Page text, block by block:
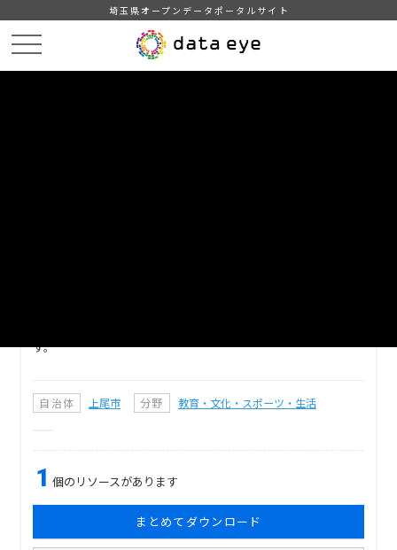
埼玉県オープンデータポータルサイト
す。
自治体 上尾市 分野 教育・文化・スポーツ・生活
1 個のリソースがあります
まとめてダウンロード